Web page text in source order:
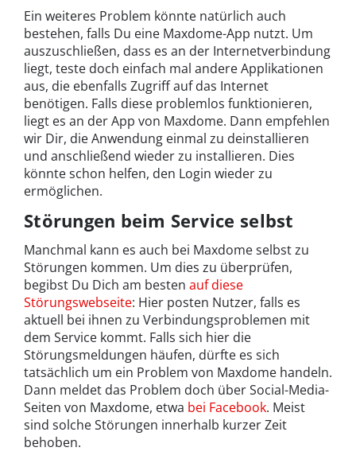
Ein weiteres Problem könnte natürlich auch
bestehen, falls Du eine Maxdome-App nutzt. Um
auszuschließen, dass es an der Internetverbindung
liegt, teste doch einfach mal andere Applikationen
aus, die ebenfalls Zugriff auf das Internet
benötigen. Falls diese problemlos funktionieren,
liegt es an der App von Maxdome. Dann empfehlen
wir Dir, die Anwendung einmal zu deinstallieren
und anschließend wieder zu installieren. Dies
könnte schon helfen, den Login wieder zu
ermöglichen.
Störungen beim Service selbst
Manchmal kann es auch bei Maxdome selbst zu
Störungen kommen. Um dies zu überprüfen,
begibst Du Dich am besten auf diese
Störungswebseite: Hier posten Nutzer, falls es
aktuell bei ihnen zu Verbindungsproblemen mit
dem Service kommt. Falls sich hier die
Störungsmeldungen häufen, dürfte es sich
tatsächlich um ein Problem von Maxdome handeln.
Dann meldet das Problem doch über Social-Media-
Seiten von Maxdome, etwa bei Facebook. Meist
sind solche Störungen innerhalb kurzer Zeit
behoben.